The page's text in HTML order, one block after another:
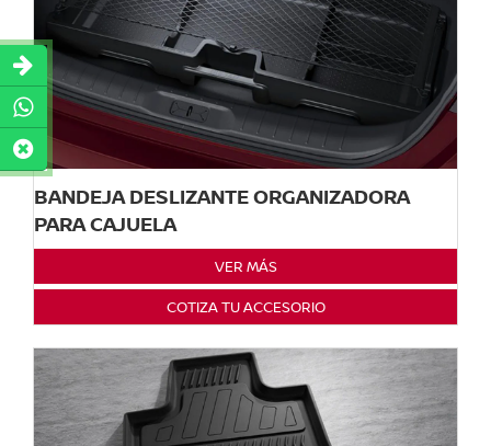
BANDEJA DESLIZANTE ORGANIZADORA
PARA CAJUELA
VER MÁS
COTIZA TU ACCESORIO